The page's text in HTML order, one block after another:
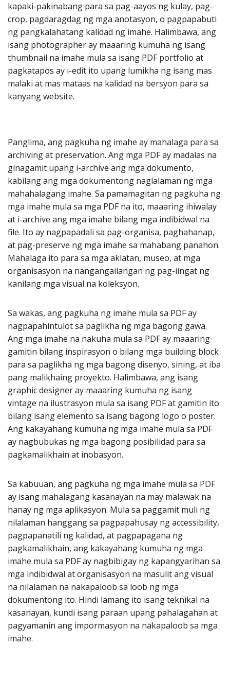
kapaki-pakinabang para sa pag-aayos ng kulay, pag-
crop, pagdaragdag ng mga anotasyon, o pagpapabuti
ng pangkalahatang kalidad ng imahe. Halimbawa, ang
isang photographer ay maaaring kumuha ng isang
thumbnail na imahe mula sa isang PDF portfolio at
pagkatapos ay i-edit ito upang lumikha ng isang mas
malaki at mas mataas na kalidad na bersyon para sa
kanyang website.
Panglima, ang pagkuha ng imahe ay mahalaga para sa
archiving at preservation. Ang mga PDF ay madalas na
ginagamit upang i-archive ang mga dokumento,
kabilang ang mga dokumentong naglalaman ng mga
mahahalagang imahe. Sa pamamagitan ng pagkuha ng
mga imahe mula sa mga PDF na ito, maaaring ihiwalay
at i-archive ang mga imahe bilang mga indibidwal na
file. Ito ay nagpapadali sa pag-organisa, paghahanap,
at pag-preserve ng mga imahe sa mahabang panahon.
Mahalaga ito para sa mga aklatan, museo, at mga
organisasyon na nangangailangan ng pag-iingat ng
kanilang mga visual na koleksyon.
Sa wakas, ang pagkuha ng imahe mula sa PDF ay
nagpapahintulot sa paglikha ng mga bagong gawa.
Ang mga imahe na nakuha mula sa PDF ay maaaring
gamitin bilang inspirasyon o bilang mga building block
para sa paglikha ng mga bagong disenyo, sining, at iba
pang malikhaing proyekto. Halimbawa, ang isang
graphic designer ay maaaring kumuha ng isang
vintage na ilustrasyon mula sa isang PDF at gamitin ito
bilang isang elemento sa isang bagong logo o poster.
Ang kakayahang kumuha ng mga imahe mula sa PDF
ay nagbubukas ng mga bagong posibilidad para sa
pagkamalikhain at inobasyon.
Sa kabuuan, ang pagkuha ng mga imahe mula sa PDF
ay isang mahalagang kasanayan na may malawak na
hanay ng mga aplikasyon. Mula sa paggamit muli ng
nilalaman hanggang sa pagpapahusay ng accessibility,
pagpapanatili ng kalidad, at pagpapagana ng
pagkamalikhain, ang kakayahang kumuha ng mga
imahe mula sa PDF ay nagbibigay ng kapangyarihan sa
mga indibidwal at organisasyon na masulit ang visual
na nilalaman na nakapaloob sa loob ng mga
dokumentong ito. Hindi lamang ito isang teknikal na
kasanayan, kundi isang paraan upang pahalagahan at
pagyamanin ang impormasyon na nakapaloob sa mga
imahe.